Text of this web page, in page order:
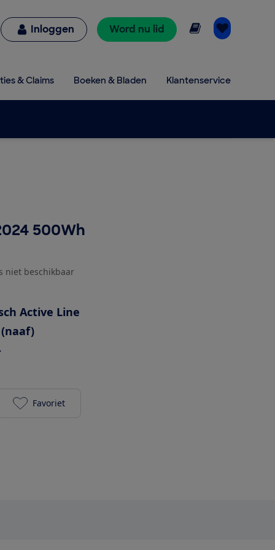
Inloggen Word nu lid Online lezen
& Claims Boeken & Bladen Klantenservice
500Wh
niet beschikbaar
Active Line
Sparta c-Grid Fit 2023/2024 500Wh toevoegen aan
Favoriet